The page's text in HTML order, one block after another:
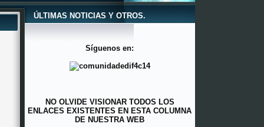
ÚLTIMAS NOTICIAS Y OTROS.
Síguenos en:
NO OLVIDE VISIONAR TODOS LOS
ENLACES EXISTENTES EN ESTA COLUMNA
DE NUESTRA WEB